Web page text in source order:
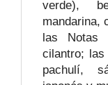
verde),
mandarina,
las Notas
cilantro; las
pachulí,